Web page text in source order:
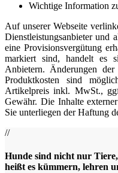
Wichtige Information
Auf unserer Webseite
Dienstleistungsanbieter und
eine Provisionsvergütung
markiert sind, handelt es
Anbietern. Änderungen der
Produktkosten sind
Artikelpreis inkl. MwSt.,
Gewähr. Die Inhalte
Sie unterliegen der Haftung
//
Hunde sind nicht nur
heißt es kümmern, lehren